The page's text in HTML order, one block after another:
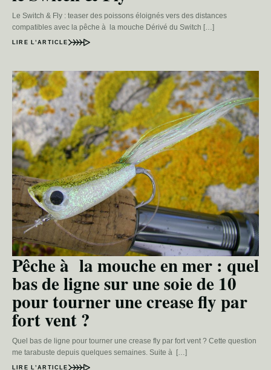
Le Switch & Fly : teaser des poissons éloignés vers des distances
compatibles avec la pêche à la mouche Dérivé du Switch […]
LIRE L’ARTICLE
Pêche à la mouche en mer : quel
bas de ligne sur une soie de 10
pour tourner une crease fly par
fort vent ?
Quel bas de ligne pour tourner une crease fly par fort vent ? Cette question
me tarabuste depuis quelques semaines. Suite à […]
LIRE L’ARTICLE